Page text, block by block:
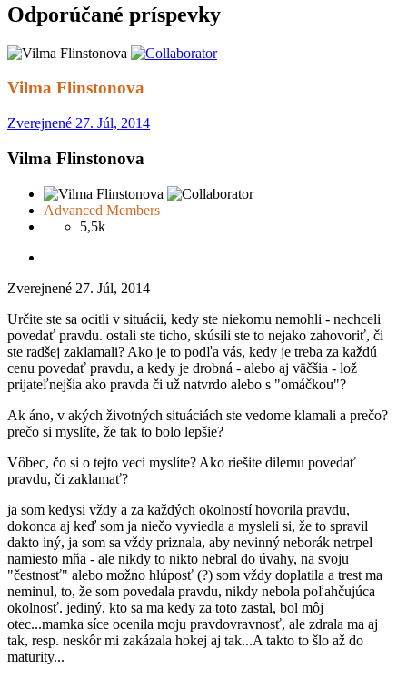
Odporúčané príspevky
Vilma Flinstonova
Zverejnené 27. Júl, 2014
Vilma Flinstonova
Advanced Members
5,5k
Zverejnené 27. Júl, 2014
Určite ste sa ocitli v situácii, kedy ste niekomu nemohli - nechceli
povedať pravdu. ostali ste ticho, skúsili ste to nejako zahovoriť, či
ste radšej zaklamali? Ako je to podľa vás, kedy je treba za každú
cenu povedať pravdu, a kedy je drobná - alebo aj väčšia - lož
prijateľnejšia ako pravda či už natvrdo alebo s "omáčkou"?
Ak áno, v akých životných situáciách ste vedome klamali a prečo?
prečo si myslíte, že tak to bolo lepšie?
Vôbec, čo si o tejto veci myslíte? Ako riešite dilemu povedať
pravdu, či zaklamať?
ja som kedysi vždy a za každých okolností hovorila pravdu,
dokonca aj keď som ja niečo vyviedla a mysleli si, že to spravil
dakto iný, ja som sa vždy priznala, aby nevinný neborák netrpel
namiesto mňa - ale nikdy to nikto nebral do úvahy, na svoju
"čestnosť" alebo možno hlúposť (?) som vždy doplatila a trest ma
neminul, to, že som povedala pravdu, nikdy nebola poľahčujúca
okolnosť. jediný, kto sa ma kedy za toto zastal, bol môj
otec...mamka síce ocenila moju pravdovravnosť, ale zdrala ma aj
tak, resp. neskôr mi zakázala hokej aj tak...A takto to šlo až do
maturity...